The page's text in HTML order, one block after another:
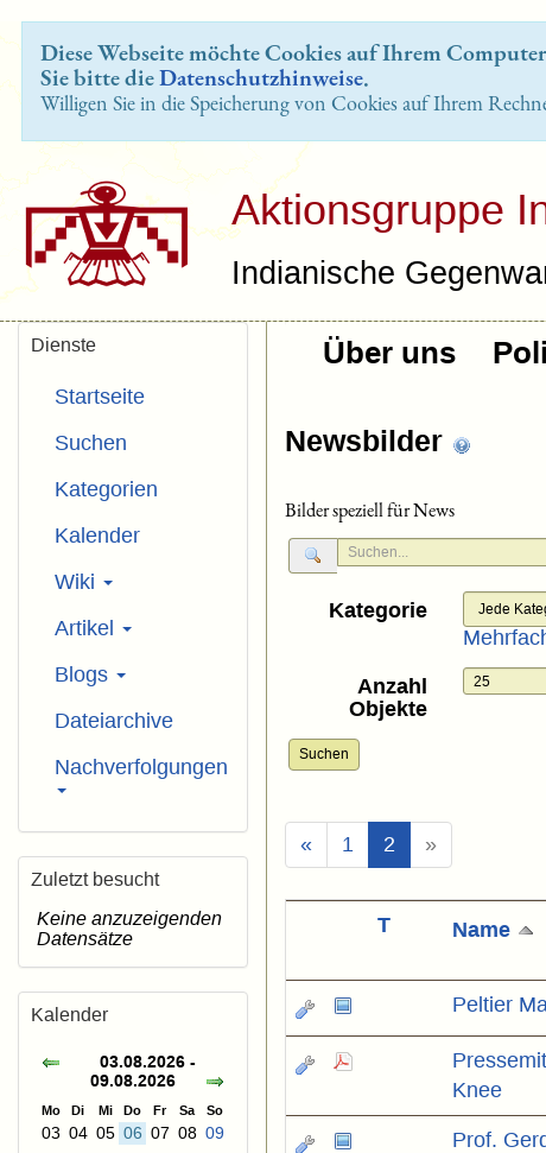
Diese Webseite möchte Cookies auf Ihrem
Sie bitte dieDatenschutzhinweise.
Willigen Sie in die Speicherung von Cookies auf Ihrem
Aktionsgruppe
Indianische
Über uns
Newsbilder
Bilder speziell für News
Kategorie
Anzahl
Objekte
Suchen
« 1 2 (Aktuell)
»
T Name
Peltier
Knee
Prof.
Dienste
Startseite
Suchen
Kategorien
Kalender
Wiki
Artikel
Blogs
Dateiarchive
Nachverfolgungen
Zuletzt besucht
Keine anzuzeigenden
Datensätze
Kalender
03.08.2026 -
09.08.2026
Mo Di Mi Do Fr Sa So
03 04 05 06 07 08 09